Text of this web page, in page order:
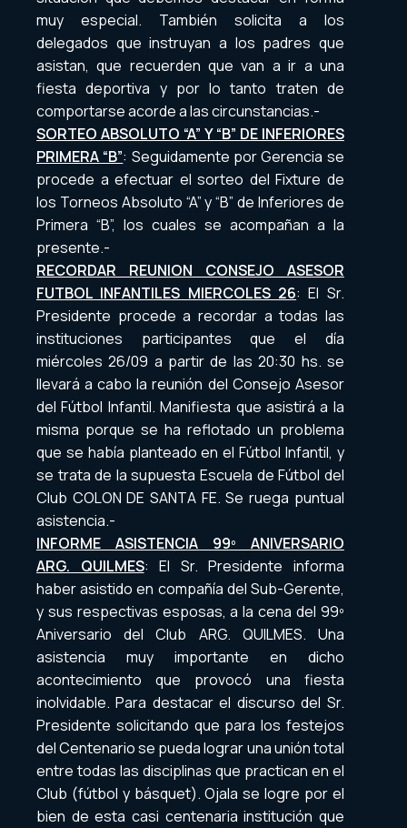
muy especial. También solicita a los
delegados que instruyan a los padres que
asistan, que recuerden que van a ir a una
fiesta deportiva y por lo tanto traten de
comportarse acorde a las circunstancias.-
SORTEO ABSOLUTO “A” Y “B” DE INFERIORES
PRIMERA “B”: Seguidamente por Gerencia se
procede a efectuar el sorteo del Fixture de
los Torneos Absoluto “A” y “B” de Inferiores de
Primera “B”, los cuales se acompañan a la
presente.-
RECORDAR REUNION CONSEJO ASESOR
FUTBOL INFANTILES MIERCOLES 26: El Sr.
Presidente procede a recordar a todas las
instituciones participantes que el día
miércoles 26/09 a partir de las 20:30 hs. se
llevará a cabo la reunión del Consejo Asesor
del Fútbol Infantil. Manifiesta que asistirá a la
misma porque se ha reflotado un problema
que se había planteado en el Fútbol Infantil, y
se trata de la supuesta Escuela de Fútbol del
Club COLON DE SANTA FE. Se ruega puntual
asistencia.-
INFORME ASISTENCIA 99º ANIVERSARIO
ARG. QUILMES: El Sr. Presidente informa
haber asistido en compañía del Sub-Gerente,
y sus respectivas esposas, a la cena del 99º
Aniversario del Club ARG. QUILMES. Una
asistencia muy importante en dicho
acontecimiento que provocó una fiesta
inolvidable. Para destacar el discurso del Sr.
Presidente solicitando que para los festejos
del Centenario se pueda lograr una unión total
entre todas las disciplinas que practican en el
Club (fútbol y básquet). Ojala se logre por el
bien de esta casi centenaria institución que